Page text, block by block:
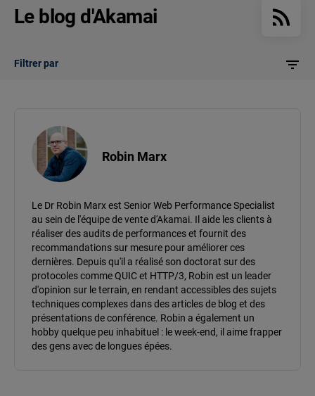
Le blog d'Akamai
Filtrer par
Robin Marx
Le Dr Robin Marx est Senior Web Performance Specialist
au sein de l'équipe de vente d'Akamai. Il aide les clients à
réaliser des audits de performances et fournit des
recommandations sur mesure pour améliorer ces
dernières. Depuis qu'il a réalisé son doctorat sur des
protocoles comme QUIC et HTTP/3, Robin est un leader
d'opinion sur le terrain, en rendant accessibles des sujets
techniques complexes dans des articles de blog et des
présentations de conférence. Robin a également un
hobby quelque peu inhabituel : le week-end, il aime frapper
des gens avec de longues épées.